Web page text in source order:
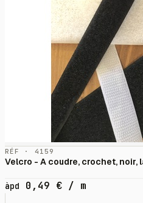
RÉF · 4159
Velcro - A coudre, crochet, noir,
àpd 0,49 € / m